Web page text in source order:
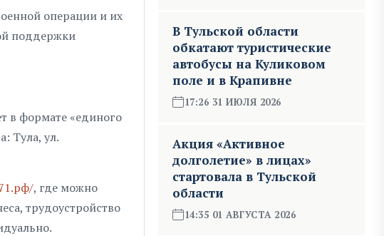
операции и их
поддержки
в формате «единого
Тула, ул.
, где можно
трудоустройство
В Тульской области
обкатают туристические
автобусы на Куликовом
поле и в Крапивне
17:26 31 ИЮЛЯ 2026
Акция «Активное
долголетие» в лицах»
стартовала в Тульской
области
14:35 01 АВГУСТА 2026